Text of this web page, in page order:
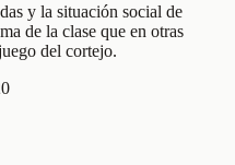
y la situación social de
de la clase que en otras
del cortejo.